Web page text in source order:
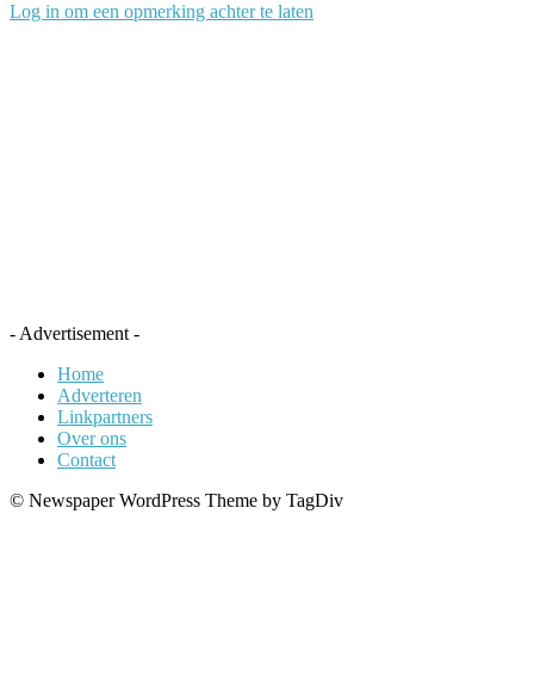
Log in om een opmerking achter te laten
- Advertisement -
Home
Adverteren
Linkpartners
Over ons
Contact
© Newspaper WordPress Theme by TagDiv